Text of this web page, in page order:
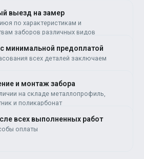
выезд на замер
по характеристикам и
заборов различных видов
минимальной предоплатой
всех деталей заключаем
и монтаж забора
на складе металлопрофиль,
и поликарбонат
всех выполненных работ
оплаты